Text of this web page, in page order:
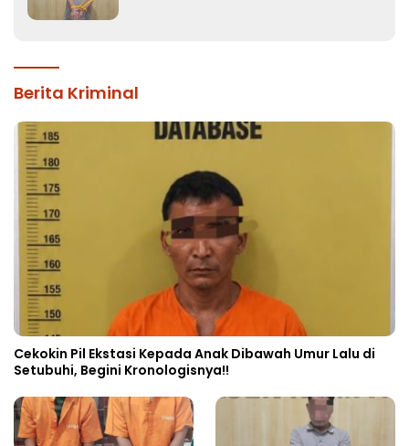
Berita Kriminal
Cekokin Pil Ekstasi Kepada Anak Dibawah Umur Lalu di
Setubuhi, Begini Kronologisnya!!